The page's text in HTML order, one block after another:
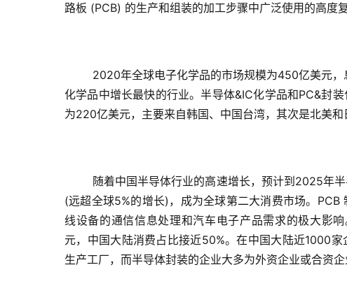
路板 (PCB) 的生产和组装的加工步骤中广泛使用的高度
2020年全球电子化学品的市场规模为450亿美元
化学品中增长最快的行业。半导体&IC化学品和PC&封
为220亿美元，主要来自韩国、中国台湾，其次是北美
随着中国半导体行业的高速增长，预计到2025年
(远超全球5%的增长)，成为全球第二大消费市场。
线设备的通信信息处理和汽车电子产品需求的极大影
元，中国大陆消费占比接近50%。在中国大陆近1000
生产工厂，而半导体封装的企业大多为外资企业或合资企